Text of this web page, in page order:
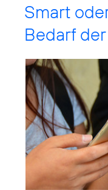
Smart
Bedarf